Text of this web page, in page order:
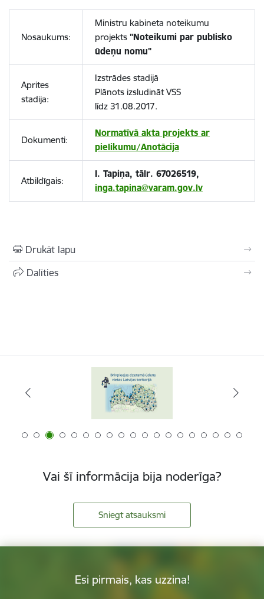
Nosaukums:
Ministru kabineta noteikumu
projekts "Noteikumi par publisko
ūdeņu nomu"
Aprites
stadija:
Izstrādes stadijā
Plānots izsludināt VSS
līdz 31.08.2017.
Dokumenti:
Normatīvā akta projekts ar
pielikumu/Anotācija
Atbildīgais:
I. Tapiņa, tālr. 67026519,
inga.tapina@varam.gov.lv
Drukāt lapu
Dalīties
Vai šī informācija bija noderīga?
Sniegt atsauksmi
Esi pirmais, kas uzzina!